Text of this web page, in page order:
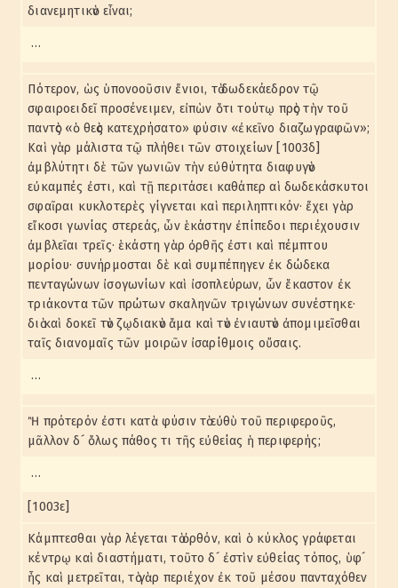
διανεμητικὸν εἶναι;
…
Πότερον, ὡς ὑπονοοῦσιν ἔνιοι, τὸ δωδεκάεδρον τῷ
σφαιροειδεῖ προσένειμεν, εἰπὼν ὅτι τούτῳ πρὸς τὴν τοῦ
παντὸς «ὁ θεὸς κατεχρήσατο» φύσιν «ἐκεῖνο διαζωγραφῶν»;
Καὶ γὰρ μάλιστα τῷ πλήθει τῶν στοιχείων [1003δ]
ἀμβλύτητι δὲ τῶν γωνιῶν τὴν εὐθύτητα διαφυγὸν
εὐκαμπές ἐστι, καὶ τῇ περιτάσει καθάπερ αἱ δωδεκάσκυτοι
σφαῖραι κυκλοτερὲς γίγνεται καὶ περιληπτικόν· ἔχει γὰρ
εἴκοσι γωνίας στερεάς, ὧν ἑκάστην ἐπίπεδοι περιέχουσιν
ἀμβλεῖαι τρεῖς· ἑκάστη γὰρ ὀρθῆς ἐστι καὶ πέμπτου
μορίου· συνήρμοσται δὲ καὶ συμπέπηγεν ἐκ δώδεκα
πενταγώνων ἰσογωνίων καὶ ἰσοπλεύρων, ὧν ἕκαστον ἐκ
τριάκοντα τῶν πρώτων σκαληνῶν τριγώνων συνέστηκε·
διὸ καὶ δοκεῖ τὸν ζῳδιακὸν ἅμα καὶ τὸν ἐνιαυτὸν ἀπομιμεῖσθαι
ταῖς διανομαῖς τῶν μοιρῶν ἰσαρίθμοις οὔσαις.
…
Ἢ πρότερόν ἐστι κατὰ φύσιν τὸ εὐθὺ τοῦ περιφεροῦς,
μᾶλλον δ´ ὅλως πάθος τι τῆς εὐθείας ἡ περιφερής;
…
[1003ε]
Κάμπτεσθαι γὰρ λέγεται τὸ ὀρθόν, καὶ ὁ κύκλος γράφεται
κέντρῳ καὶ διαστήματι, τοῦτο δ´ ἐστὶν εὐθείας τόπος, ὑφ´
ἧς καὶ μετρεῖται, τὸ γὰρ περιέχον ἐκ τοῦ μέσου πανταχόθεν